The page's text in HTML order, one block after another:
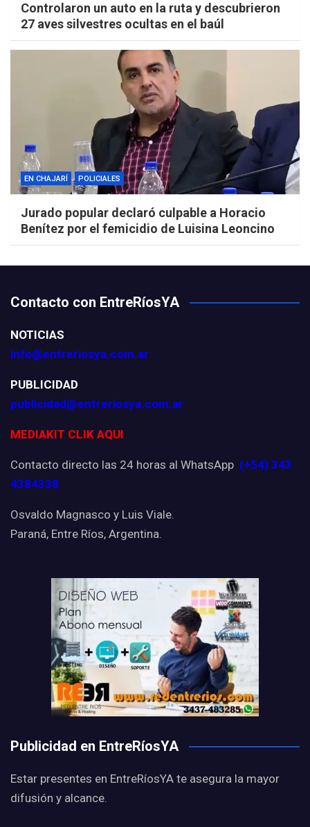
Controlaron un auto en la ruta y descubrieron
27 aves silvestres ocultas en el baúl
EN CHAJARÍ POLICIALES
Jurado popular declaró culpable a Horacio
Benítez por el femicidio de Luisina Leoncino
Contacto con EntreRíosYA
NOTICIAS
info@entreriosya.com.ar
PUBLICIDAD
publicidad@entreriosya.com.ar
MEDIAKIT CLIK AQUI
Contacto directo las 24 horas al WhatsApp (+54) 343
4384338
Osvaldo Magnasco y Luis Viale.
Paraná, Entre Ríos, Argentina.
Publicidad en EntreRíosYA
Estar presentes en EntreRíosYA te asegura la mayor
difusión y alcance.